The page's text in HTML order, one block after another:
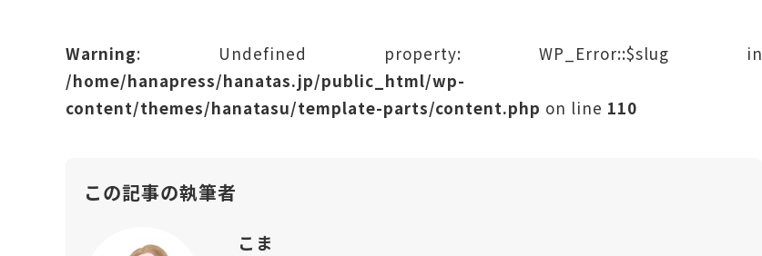
Warning: Undefined property: WP_Error::$slug in
/home/hanapress/hanatas.jp/public_html/wp-
content/themes/hanatasu/template-parts/content.php on line 110
この記事の執筆者
こま